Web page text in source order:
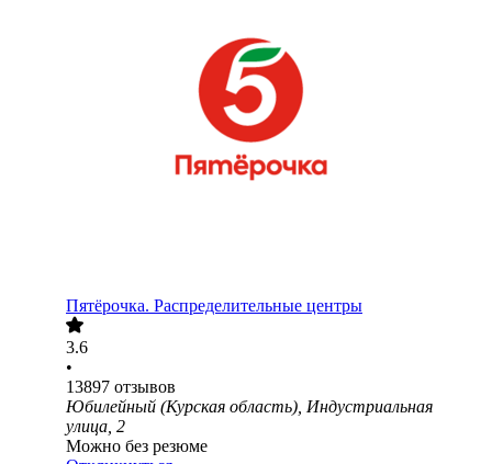
Пятёрочка. Распределительные центры
3.6
•
13897 отзывов
Юбилейный (Курская область), Индустриальная
улица, 2
Можно без резюме